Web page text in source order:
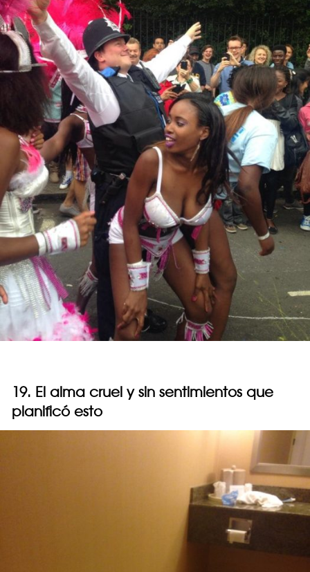
19. El alma cruel y sin sentimientos que
planificó esto